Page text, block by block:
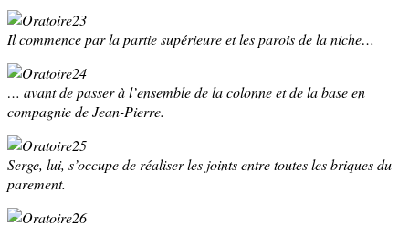
Il commence par la partie supérieure et les parois de la niche…
… avant de passer à l’ensemble de la colonne et de la base en
compagnie de Jean-Pierre.
Serge, lui, s’occupe de réaliser les joints entre toutes les briques du
parement.